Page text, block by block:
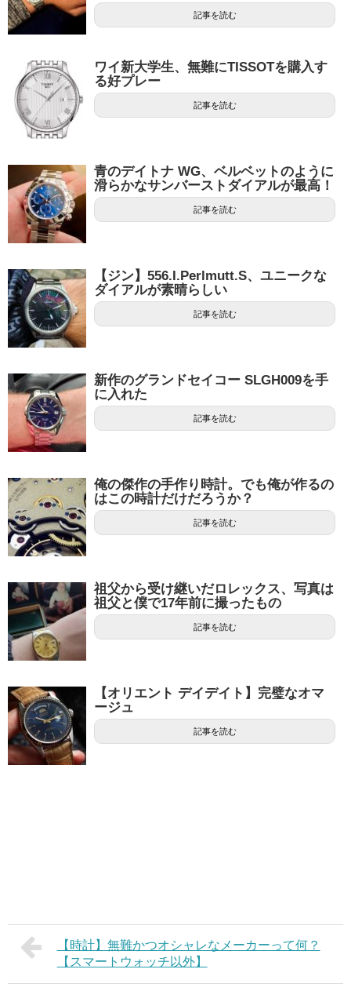
記事を読む
ワイ新大学生、無難にTISSOTを購入す
る好プレー
記事を読む
青のデイトナ WG、ベルベットのように
滑らかなサンバーストダイアルが最高！
記事を読む
【ジン】556.I.Perlmutt.S、ユニークな
ダイアルが素晴らしい
記事を読む
新作のグランドセイコー SLGH009を手
に入れた
記事を読む
俺の傑作の手作り時計。でも俺が作るの
はこの時計だけだろうか？
記事を読む
祖父から受け継いだロレックス、写真は
祖父と僕で17年前に撮ったもの
記事を読む
【オリエント デイデイト】完璧なオマ
ージュ
記事を読む
【時計】無難かつオシャレなメーカーって何？
【スマートウォッチ以外】